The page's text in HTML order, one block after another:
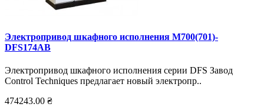
Электропривод шкафного исполнения M700(701)-
DFS174AB
Электропривод шкафного исполнения серии DFS Завод
Control Techniques предлагает новый электропр..
474243.00 ₴